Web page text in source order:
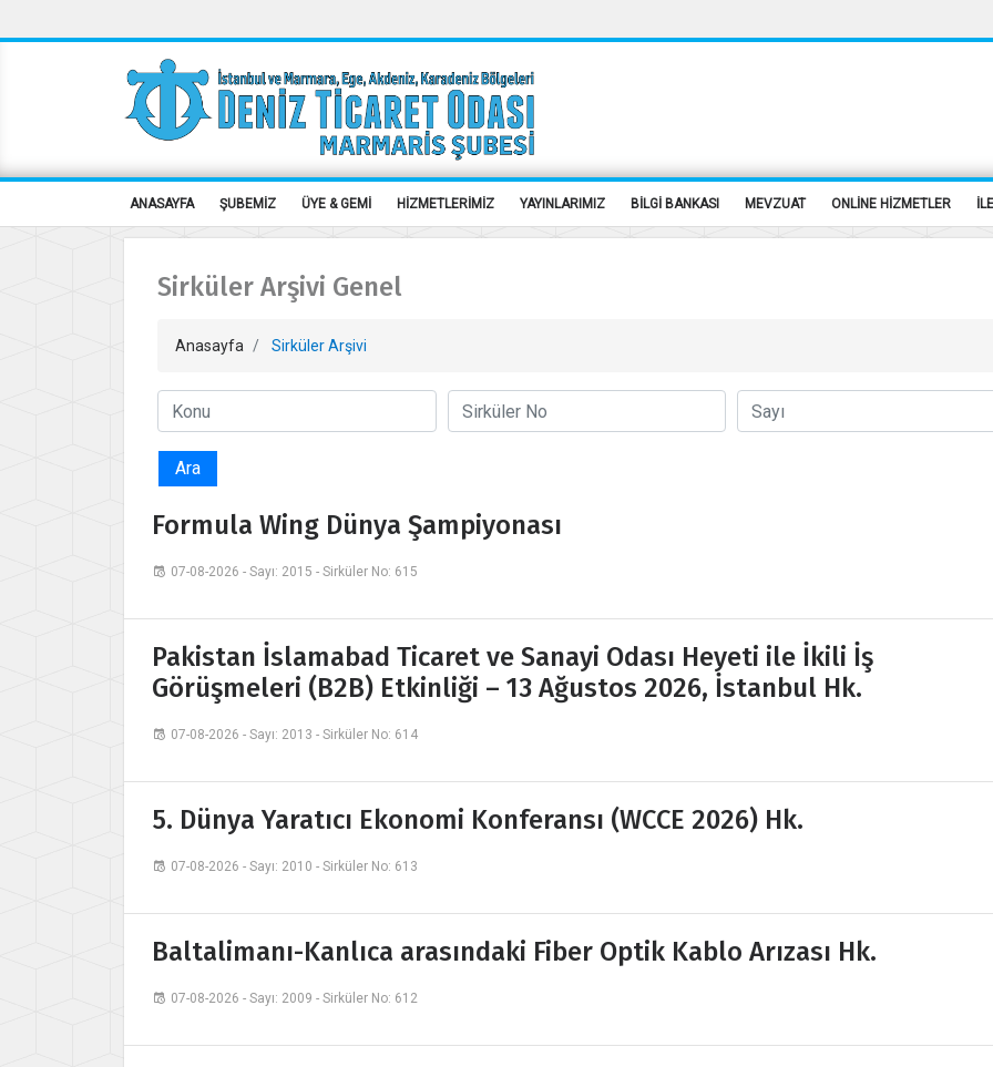
ANASAYFA ŞUBEMİZ ÜYE & GEMİ HİZMETLERİMİZ YAYINLARIMIZ BİLGİ BANKASI MEVZUAT ONLİNE HİZMETLER
Sirküler Arşivi Genel
Anasayfa Sirküler Arşivi
Ara
Formula Wing Dünya Şampiyonası
07-08-2026 - Sayı: 2015 - Sirküler No: 615
Pakistan İslamabad Ticaret ve Sanayi Odası Heyeti ile İkili İş
Görüşmeleri (B2B) Etkinliği – 13 Ağustos 2026, İstanbul Hk.
07-08-2026 - Sayı: 2013 - Sirküler No: 614
5. Dünya Yaratıcı Ekonomi Konferansı (WCCE 2026) Hk.
07-08-2026 - Sayı: 2010 - Sirküler No: 613
Baltalimanı-Kanlıca arasındaki Fiber Optik Kablo Arızası Hk.
07-08-2026 - Sayı: 2009 - Sirküler No: 612